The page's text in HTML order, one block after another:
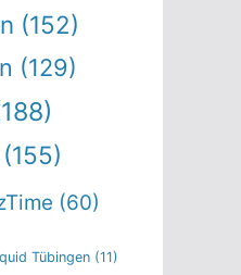
(152)
(129)
(155)
(60)
Tübingen (11)